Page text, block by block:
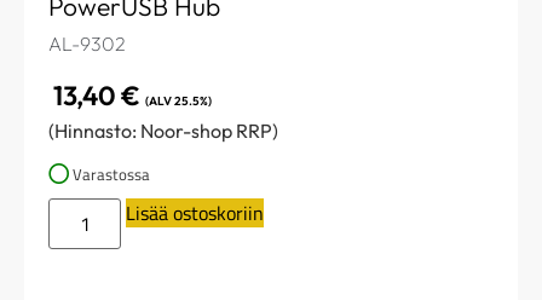
PowerUSB Hub
AL-9302
13,40€ (ALV 25.5%)
(Hinnasto: Noor-shop RRP)
Varastossa
Lisää ostoskoriin